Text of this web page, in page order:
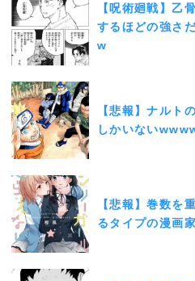
【呪術廻戦】乙
するほどの強さ
w
【悲報】ナルト
しかいない
【悲報】巻数を
るタイプの漫画